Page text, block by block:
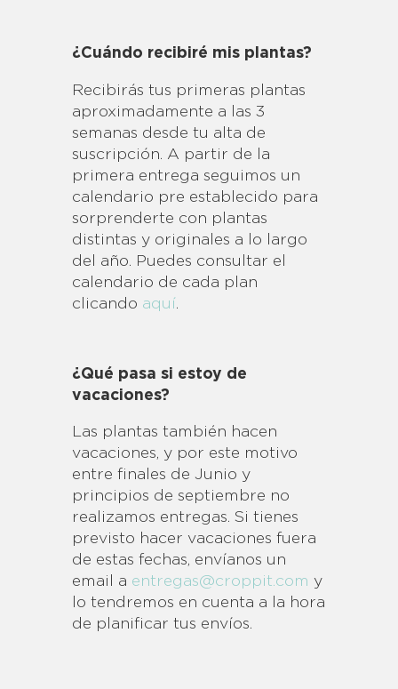
¿Cuándo recibiré mis plantas?
Recibirás tus primeras plantas
aproximadamente a las 3
semanas desde tu alta de
suscripción. A partir de la
primera entrega seguimos un
calendario pre establecido para
sorprenderte con plantas
distintas y originales a lo largo
del año. Puedes consultar el
calendario de cada plan
clicando aquí.
¿Qué pasa si estoy de
vacaciones?
Las plantas también hacen
vacaciones, y por este motivo
entre finales de Junio y
principios de septiembre no
realizamos entregas. Si tienes
previsto hacer vacaciones fuera
de estas fechas, envíanos un
email a entregas@croppit.com y
lo tendremos en cuenta a la hora
de planificar tus envíos.